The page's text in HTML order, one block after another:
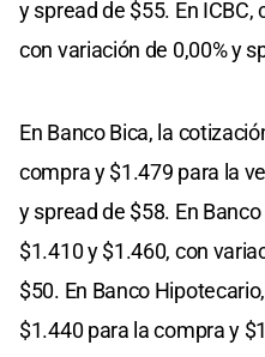
y spread de $55. En
con variación de 0,00% y
En Banco Bica, la
compra y $1.479 para la
y spread de $58. En
$1.410 y $1.460, con
$50. En Banco
$1.440 para la compra y